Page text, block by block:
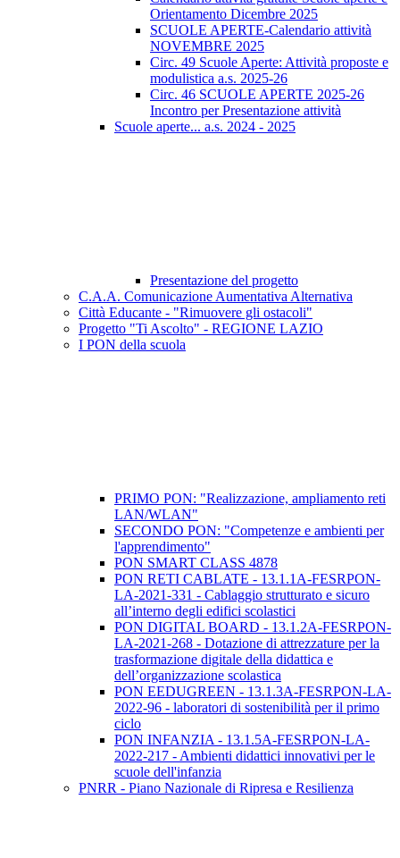
Orientamento Dicembre 2025
SCUOLE APERTE-Calendario attività
NOVEMBRE 2025
Circ. 49 Scuole Aperte: Attività proposte e
modulistica a.s. 2025-26
Circ. 46 SCUOLE APERTE 2025-26
Incontro per Presentazione attività
Scuole aperte... a.s. 2024 - 2025
Presentazione del progetto
C.A.A. Comunicazione Aumentativa Alternativa
Città Educante - "Rimuovere gli ostacoli"
Progetto "Ti Ascolto" - REGIONE LAZIO
I PON della scuola
PRIMO PON: "Realizzazione, ampliamento reti
LAN/WLAN"
SECONDO PON: "Competenze e ambienti per
l'apprendimento"
PON SMART CLASS 4878
PON RETI CABLATE - 13.1.1A-FESRPON-
LA-2021-331 - Cablaggio strutturato e sicuro
all’interno degli edifici scolastici
PON DIGITAL BOARD - 13.1.2A-FESRPON-
LA-2021-268 - Dotazione di attrezzature per la
trasformazione digitale della didattica e
dell’organizzazione scolastica
PON EEDUGREEN - 13.1.3A-FESRPON-LA-
2022-96 - laboratori di sostenibilità per il primo
ciclo
PON INFANZIA - 13.1.5A-FESRPON-LA-
2022-217 - Ambienti didattici innovativi per le
scuole dell'infanzia
PNRR - Piano Nazionale di Ripresa e Resilienza